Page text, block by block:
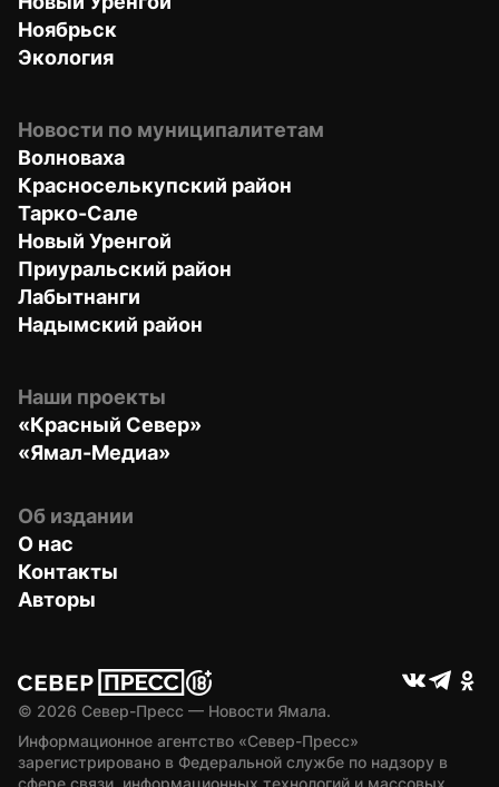
Ноябрьск
Экология
Новости по муниципалитетам
Волноваха
Красноселькупский район
Тарко-Сале
Новый Уренгой
Приуральский район
Лабытнанги
Надымский район
Наши проекты
«Красный Север»
«Ямал-Медиа»
Об издании
О нас
Контакты
Авторы
© 2026 Север-Пресс — Новости Ямала.
Информационное агентство «Север-Пресс»
зарегистрировано в Федеральной службе по надзору в
сфере связи, информационных технологий и массовых